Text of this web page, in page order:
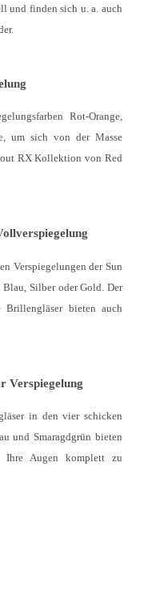
und finden sich u. a. auch
Rot-Orange,
um sich von der Masse
RX Kollektion von Red
Verspiegelungen der Sun
Silber oder Gold. Der
bieten auch
Verspiegelung
in den vier schicken
und Smaragdgrün bieten
Ihre Augen komplett zu